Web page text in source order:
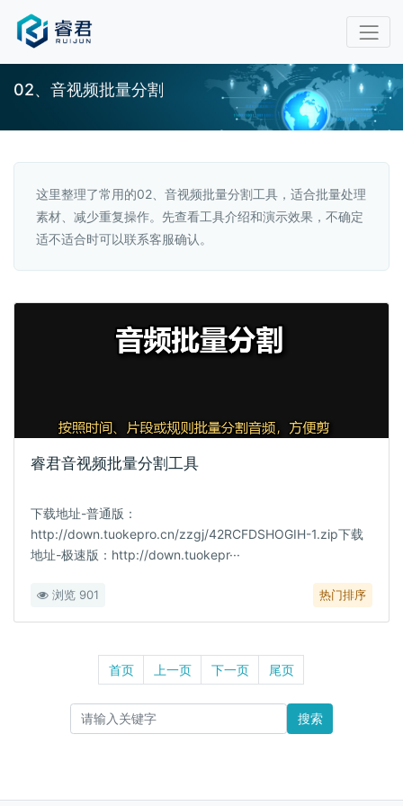
02、音视频批量分割
这里整理了常用的02、音视频批量分割工具，适合批量处理
素材、减少重复操作。先查看工具介绍和演示效果，不确定
适不适合时可以联系客服确认。
睿君音视频批量分割工具
下载地址-普通版：
http://down.tuokepro.cn/zzgj/42RCFDSHOGIH-1.zip下载
地址-极速版：http://down.tuokepr···
浏览 901 热门排序
首页 上一页 下一页 尾页
搜索